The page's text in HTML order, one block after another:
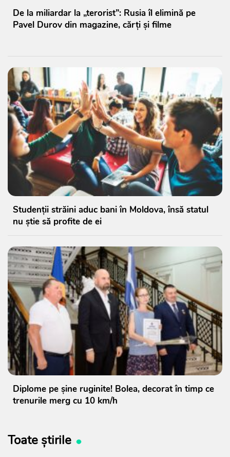
De la miliardar la „terorist”: Rusia îl elimină pe
Pavel Durov din magazine, cărți și filme
Studenții străini aduc bani în Moldova, însă statul
nu știe să profite de ei
Diplome pe șine ruginite! Bolea, decorat în timp ce
trenurile merg cu 10 km/h
Toate știrile